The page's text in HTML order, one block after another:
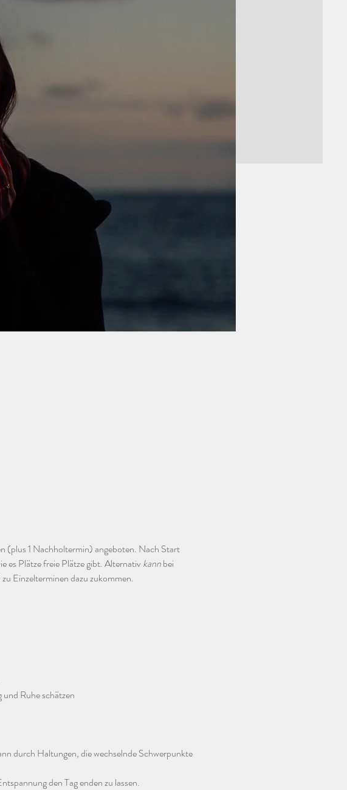
(plus 1 Nachholtermin) angeboten. Nach Start
es Plätze freie Plätze gibt. Alternativ kann bei
Einzelterminen dazu zukommen.
Ruhe schätzen
durch Haltungen, die wechselnde Schwerpunkte
den Tag enden zu lassen.